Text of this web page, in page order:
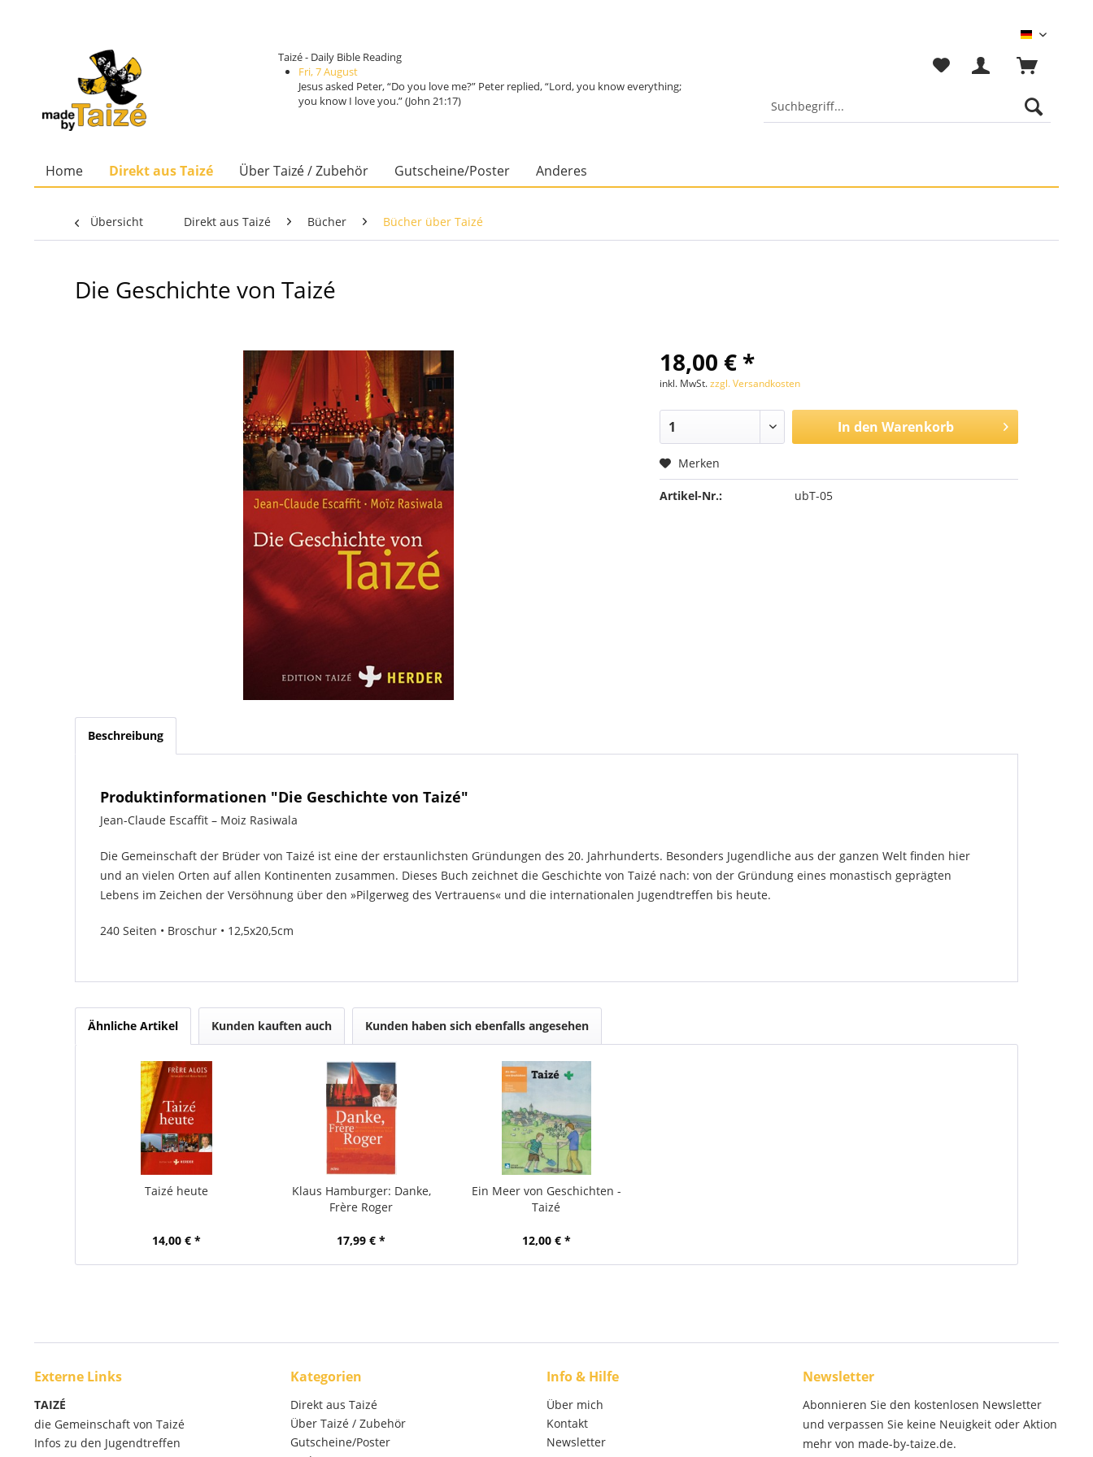
Deutsch
Taizé - Daily Bible Reading
Fri, 7 August
Jesus asked Peter, “Do you love me?” Peter replied, “Lord, you know everything;
you know I love you.” (John 21:17)
Home Direkt aus Taizé Über Taizé / Zubehör Gutscheine/Poster Anderes
Übersicht Direkt aus Taizé Bücher Bücher über Taizé
Die Geschichte von Taizé
18,00 € *
inkl. MwSt.zzgl. Versandkosten
In den Warenkorb
Merken
Artikel-Nr.: ubT-05
Beschreibung
Produktinformationen "Die Geschichte von Taizé"
Jean-Claude Escaffit – Moiz Rasiwala
Die Gemeinschaft der Brüder von Taizé ist eine der erstaunlichsten Gründungen des 20. Jahrhunderts. Besonders Jugendliche aus der ganzen Welt finden hier
und an vielen Orten auf allen Kontinenten zusammen. Dieses Buch zeichnet die Geschichte von Taizé nach: von der Gründung eines monastisch geprägten
Lebens im Zeichen der Versöhnung über den »Pilgerweg des Vertrauens« und die internationalen Jugendtreffen bis heute.
240 Seiten • Broschur • 12,5x20,5cm
Ähnliche Artikel Kunden kauften auch Kunden haben sich ebenfalls angesehen
Taizé heute
14,00 € *
Klaus Hamburger: Danke,
Frère Roger
17,99 € *
Ein Meer von Geschichten -
Taizé
12,00 € *
Externe Links
TAIZÉ
die Gemeinschaft von Taizé
Infos zu den Jugendtreffen
Kategorien
Direkt aus Taizé
Über Taizé / Zubehör
Gutscheine/Poster
Info & Hilfe
Über mich
Kontakt
Newsletter
Newsletter
Abonnieren Sie den kostenlosen Newsletter
und verpassen Sie keine Neuigkeit oder Aktion
mehr von made-by-taize.de.